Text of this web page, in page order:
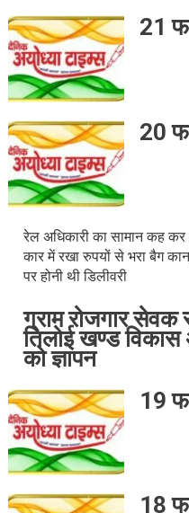
21
20
रेल अधिकारी का सामान कह
कार में रखा रुपयों से भरा बैग
पर होनी थी डिलीवरी
ग्राम रोजगार सेवक
तिलोई खण्ड विकास
को ज्ञापन
19
18